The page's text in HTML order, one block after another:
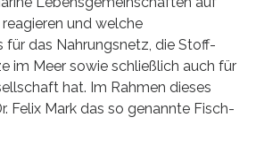
und welche
für das Nahrungsnetz, die Stoff-
im Meer sowie schließlich auch für
hat. Im Rahmen dieses
Felix Mark das so genannte Fisch-